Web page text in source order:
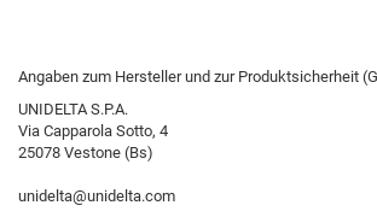
Angaben zum Hersteller und zur Produktsicherheit
UNIDELTA S.P.A.
Via Capparola Sotto, 4
25078 Vestone (Bs)
unidelta@unidelta.com